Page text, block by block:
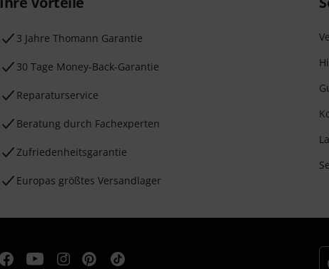
3 Jahre Thomann Garantie
30 Tage Money-Back-Garantie
Reparaturservice
Beratung durch Fachexperten
Zufriedenheitsgarantie
Europas größtes Versandlager